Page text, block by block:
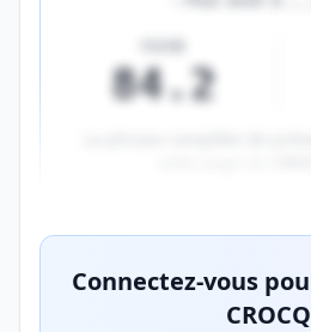
84.2
Connectez-vous
CROCQ